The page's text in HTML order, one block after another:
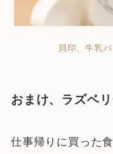
貝印、牛乳
おまけ、ラズベ
仕事帰りに買った